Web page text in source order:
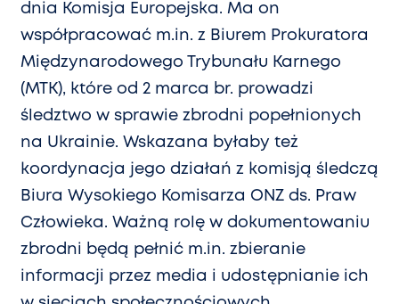
dnia Komisja Europejska. Ma on
współpracować m.in. z Biurem Prokuratora
Międzynarodowego Trybunału Karnego
(MTK), które od 2 marca br. prowadzi
śledztwo w sprawie zbrodni popełnionych
na Ukrainie. Wskazana byłaby też
koordynacja jego działań z komisją śledczą
Biura Wysokiego Komisarza ONZ ds. Praw
Człowieka. Ważną rolę w dokumentowaniu
zbrodni będą pełnić m.in. zbieranie
informacji przez media i udostępnianie ich